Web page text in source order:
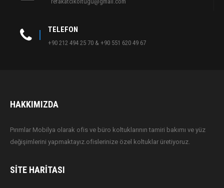
TELEFON
+90 212 494 25 70 & +90 551 620 49 67
HAKKIMIZDA
Pırımlar Mobilya olarak ofis ve büro koltuklarının tamiri bakımı ve yüz
değişimlerini yapmaktayız.ofislerinize özel koltuklar üretiyoruz.
SITE HARITASI